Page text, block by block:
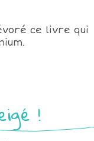
ce livre qui
!